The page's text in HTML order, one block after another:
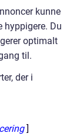
kunne
Du
optimalt
til.
der i
]